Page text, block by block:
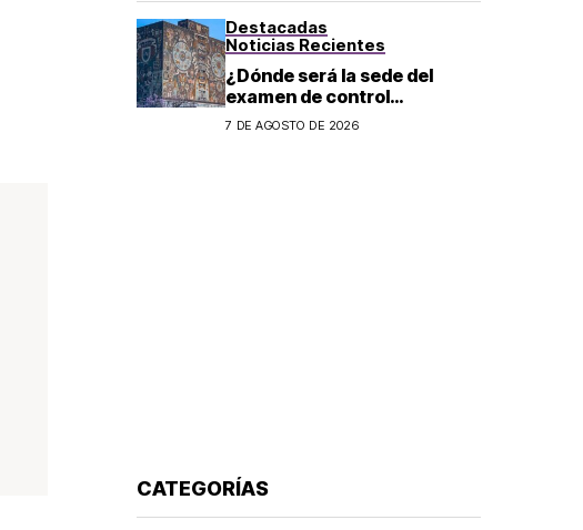
Destacadas
Noticias Recientes
¿Dónde será la sede del
examen de control
presencial de de la UNAM en
7 DE AGOSTO DE 2026
CATEGORÍAS